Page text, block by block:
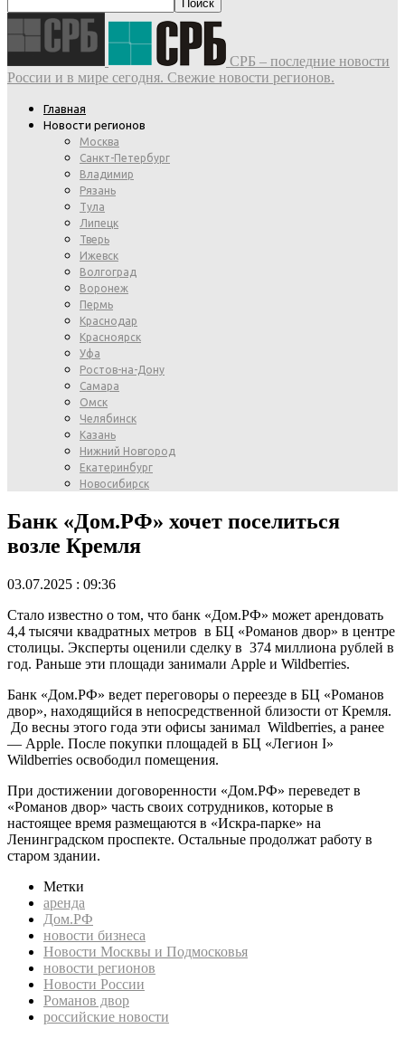
СРБ – последние новости
России и в мире сегодня. Свежие новости регионов.
Главная
Новости регионов
Москва
Санкт-Петербург
Владимир
Рязань
Тула
Липецк
Тверь
Ижевск
Волгоград
Воронеж
Пермь
Краснодар
Красноярск
Уфа
Ростов-на-Дону
Самара
Омск
Челябинск
Казань
Нижний Новгород
Екатеринбург
Новосибирск
Банк «Дом.РФ» хочет поселиться
возле Кремля
03.07.2025 : 09:36
Стало известно о том, что банк «Дом.РФ» может арендовать
4,4 тысячи квадратных метров в БЦ «Романов двор» в центре
столицы. Эксперты оценили сделку в 374 миллиона рублей в
год. Раньше эти площади занимали Apple и Wildberries.
Банк «Дом.РФ» ведет переговоры о переезде в БЦ «Романов
двор», находящийся в непосредственной близости от Кремля.
До весны этого года эти офисы занимал Wildberries, а ранее
— Apple. После покупки площадей в БЦ «Легион I»
Wildberries освободил помещения.
При достижении договоренности «Дом.РФ» переведет в
«Романов двор» часть своих сотрудников, которые в
настоящее время размещаются в «Искра-парке» на
Ленинградском проспекте. Остальные продолжат работу в
старом здании.
Метки
аренда
Дом.РФ
новости бизнеса
Новости Москвы и Подмосковья
новости регионов
Новости России
Романов двор
российские новости